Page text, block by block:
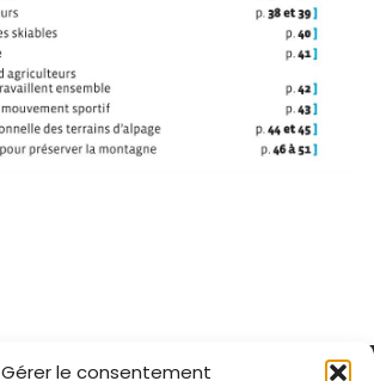
Gérer le consentement